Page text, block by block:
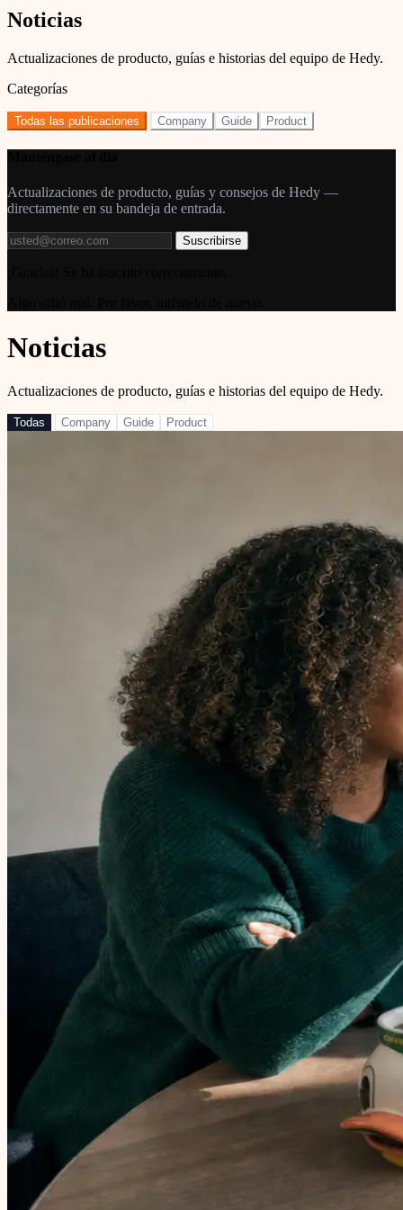
Noticias
Actualizaciones de producto, guías e historias del equipo de Hedy.
Categorías
Todas las publicaciones Company Guide Product
Actualizaciones de producto, guías y consejos de Hedy —
directamente en su bandeja de entrada.
Suscribirse
Noticias
Actualizaciones de producto, guías e historias del equipo de Hedy.
Todas Company Guide Product